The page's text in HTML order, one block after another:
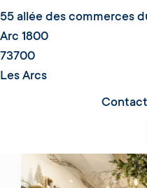
55 allée des commerces
Arc 1800
73700
Les Arcs